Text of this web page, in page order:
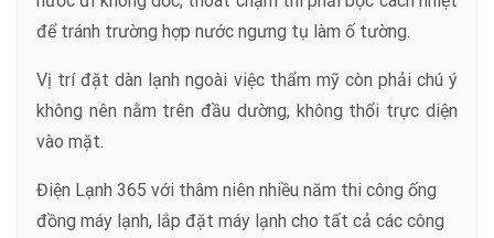
để tránh trường hợp nước ngưng tụ làm ố tường.
Vị trí đặt dàn lạnh ngoài việc thẩm mỹ còn phải chú ý
không nên nằm trên đầu dường, không thổi trực diện
vào mặt.
Điện Lạnh 365 với thâm niên nhiều năm thi công ống
đồng máy lạnh, lắp đặt máy lạnh cho tất cả các công